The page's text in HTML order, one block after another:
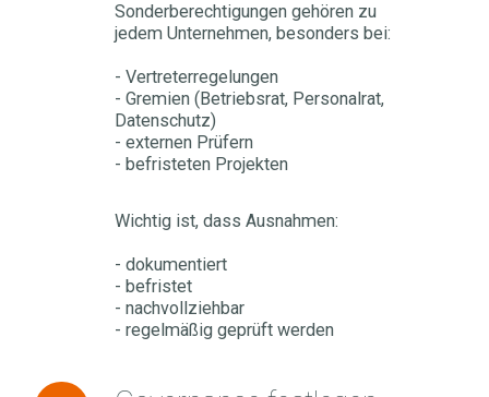
Sonderberechtigungen gehören zu
jedem Unternehmen, besonders bei:
- Vertreterregelungen
- Gremien (Betriebsrat, Personalrat,
Datenschutz)
- externen Prüfern
- befristeten Projekten
Wichtig ist, dass Ausnahmen:
- dokumentiert
- befristet
- nachvollziehbar
- regelmäßig geprüft werden